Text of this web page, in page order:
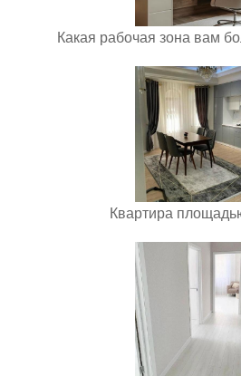
Какая рабочая зона вам
Квартира